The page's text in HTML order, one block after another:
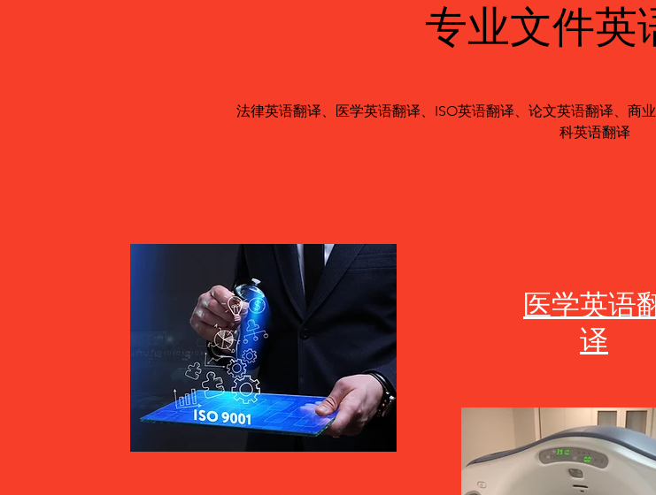
专业文件英
法律英语翻译、医学英语翻译、ISO英语翻译、论文英语翻译、商
科英语翻译
医学英语
译